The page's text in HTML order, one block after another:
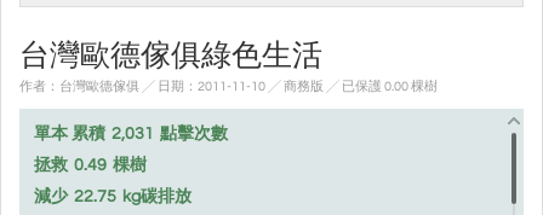
台灣歐德傢俱綠色生活
作者：台灣歐德傢俱 ╱ 日期：2011-11-10 ╱ 商務版 ╱ 已保護 0.00 棵樹
單本 累積 2,031
點擊次數
拯救 0.49 棵樹
減少 22.75 kg碳排放